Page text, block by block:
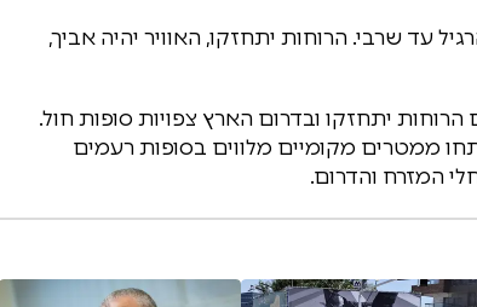
חם ויבש מהרגיל עד שרבי. הרוחות יתחזקו, האוויר יהיה אביך,
היום הרוחות יתחזקו ובדרום הארץ צפויות סופות חול.
ממטרים מקומיים מלווים בסופות רעמים
המזרח והדרום.